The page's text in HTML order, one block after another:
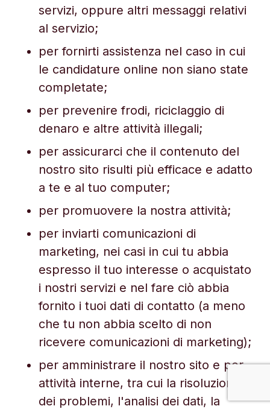
servizi, oppure altri messaggi relativi
al servizio;
per fornirti assistenza nel caso in cui
le candidature online non siano state
completate;
per prevenire frodi, riciclaggio di
denaro e altre attività illegali;
per assicurarci che il contenuto del
nostro sito risulti più efficace e adatto
a te e al tuo computer;
per promuovere la nostra attività;
per inviarti comunicazioni di
marketing, nei casi in cui tu abbia
espresso il tuo interesse o acquistato
i nostri servizi e nel fare ciò abbia
fornito i tuoi dati di contatto (a meno
che tu non abbia scelto di non
ricevere comunicazioni di marketing);
per amministrare il nostro sito e per
attività interne, tra cui la risoluzione
dei problemi, l'analisi dei dati, la